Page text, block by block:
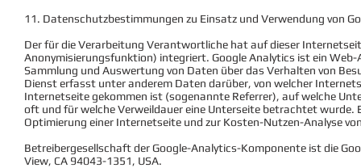
11. Datenschutzbestimmungen zu Einsatz und Verwendung von
Der für die Verarbeitung Verantwortliche hat auf dieser
Anonymisierungsfunktion) integriert. Google Analytics ist ein
Sammlung und Auswertung von Daten über das Verhalten von
Dienst erfasst unter anderem Daten darüber, von welcher
Internetseite gekommen ist (sogenannte Referrer), auf welche
oft und für welche Verweildauer eine Unterseite betrachtet wurde.
Optimierung einer Internetseite und zur Kosten-Nutzen-Analyse
Betreibergesellschaft der Google-Analytics-Komponente ist die
View, CA 94043-1351, USA.